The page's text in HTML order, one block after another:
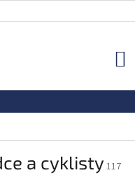
a cyklisty 117